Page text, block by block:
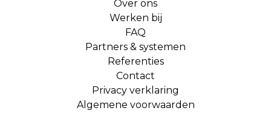
Over ons
Werken bij
FAQ
Partners & systemen
Referenties
Contact
Privacy verklaring
Algemene voorwaarden